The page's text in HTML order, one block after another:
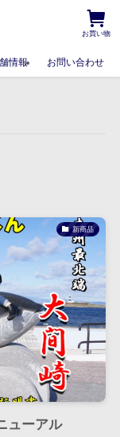
お買い物
情報 お問い合わせ
新商品
ューアル